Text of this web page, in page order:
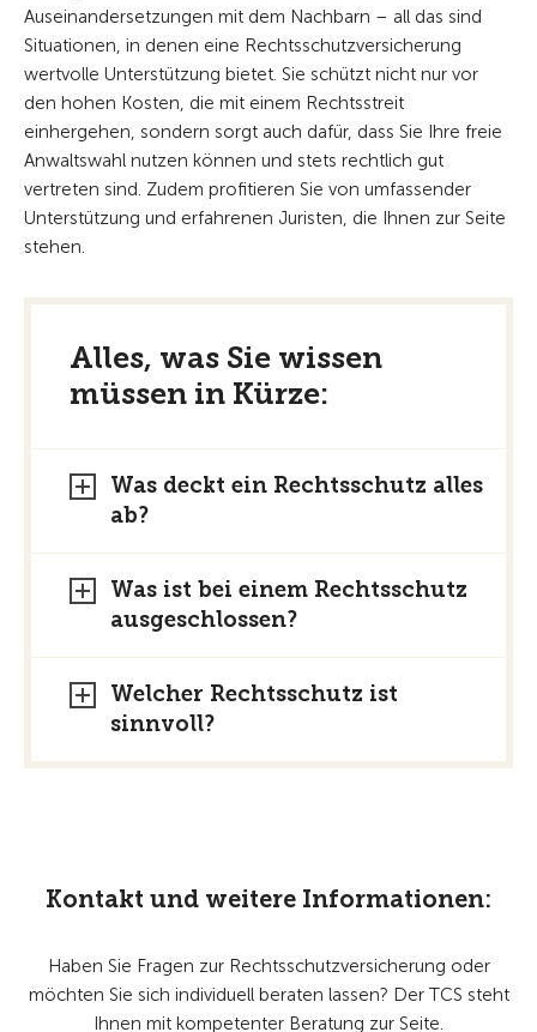
Auseinandersetzungen mit dem Nachbarn – all das sind
Situationen, in denen eine Rechtsschutzversicherung
wertvolle Unterstützung bietet. Sie schützt nicht nur vor
den hohen Kosten, die mit einem Rechtsstreit
einhergehen, sondern sorgt auch dafür, dass Sie Ihre freie
Anwaltswahl nutzen können und stets rechtlich gut
vertreten sind. Zudem profitieren Sie von umfassender
Unterstützung und erfahrenen Juristen, die Ihnen zur Seite
stehen.
Alles, was Sie wissen
müssen in Kürze:
Was deckt ein Rechtsschutz alles
ab?
Was ist bei einem Rechtsschutz
ausgeschlossen?
Welcher Rechtsschutz ist
sinnvoll?
Kontakt und weitere Informationen:
Haben Sie Fragen zur Rechtsschutzversicherung oder
möchten Sie sich individuell beraten lassen? Der TCS steht
Ihnen mit kompetenter Beratung zur Seite.